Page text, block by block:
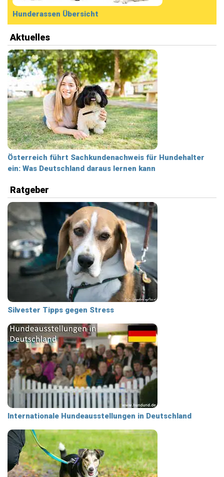
Hunderassen Übersicht
Aktuelles
Österreich führt Sachkundenachweis für Hundehalter
ein: Was Deutschland daraus lernen kann
Ratgeber
Silvester Tipps gegen Stress
Internationale Hundeausstellungen in Deutschland